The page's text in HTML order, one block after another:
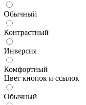
Обычный
Контрастный
Инверсия
Комфортный
Цвет кнопок и ссылок
Обычный